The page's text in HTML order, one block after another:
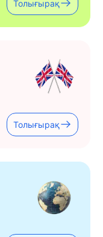
Толығырақ
Толығырақ